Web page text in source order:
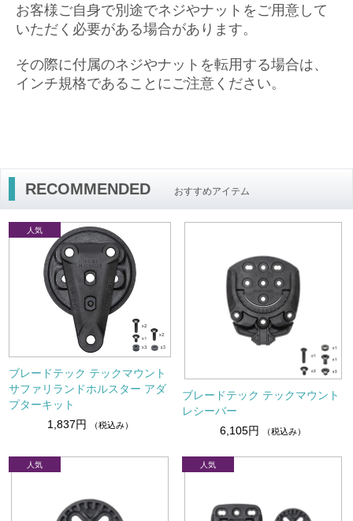
お客様ご自身で別途でネジやナットをご用意して
いただく必要がある場合があります。
その際に付属のネジやナットを転用する場合は、
インチ規格であることにご注意ください。
RECOMMENDED おすすめアイテム
ブレードテック テックマウント
サファリランドホルスター アダ
プターキット
1,837円
（税込み）
ブレードテック テックマウント
レシーバー
6,105円
（税込み）